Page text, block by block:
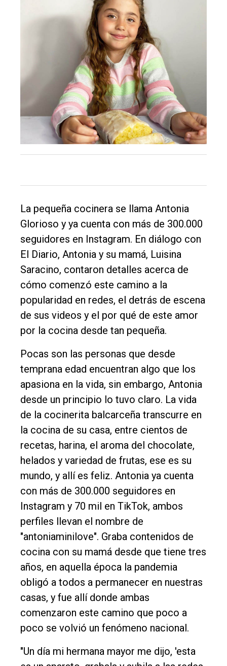
único
DIARIO
Balcarce
Inicio
Tendencia
General
Política
Cultura
Entrevistas
Rural
Deportes
Fúnebres
Edición
Empresa
Nosotros
Contacto
La pequeña cocinera se llama Antonia
Glorioso y ya cuenta con más de 300.000
seguidores en Instagram. En diálogo con
El Diario, Antonia y su mamá, Luisina
Saracino, contaron detalles acerca de
cómo comenzó este camino a la
popularidad en redes, el detrás de escena
de sus videos y el por qué de este amor
por la cocina desde tan pequeña.
Pocas son las personas que desde
temprana edad encuentran algo que los
apasiona en la vida, sin embargo, Antonia
desde un principio lo tuvo claro. La vida
de la cocinerita balcarceña transcurre en
la cocina de su casa, entre cientos de
recetas, harina, el aroma del chocolate,
helados y variedad de frutas, ese es su
mundo, y allí es feliz. Antonia ya cuenta
con más de 300.000 seguidores en
Instagram y 70 mil en TikTok, ambos
perfiles llevan el nombre de
"antoniaminilove". Graba contenidos de
cocina con su mamá desde que tiene tres
años, en aquella época la pandemia
obligó a todos a permanecer en nuestras
casas, y fue allí donde ambas
comenzaron este camino que poco a
poco se volvió un fenómeno nacional.
"Un día mi hermana mayor me dijo, 'esta